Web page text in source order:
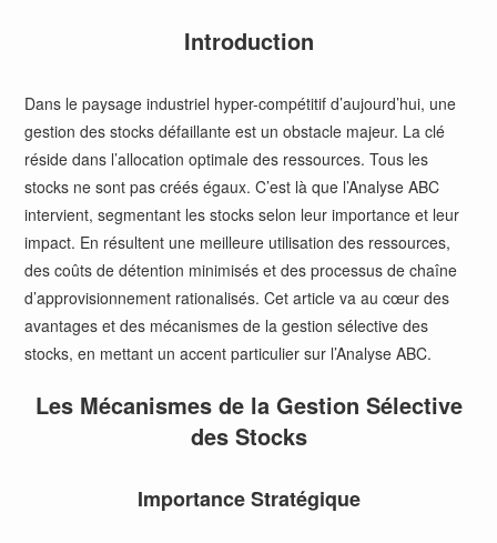
Introduction
Dans le paysage industriel hyper-compétitif d’aujourd’hui, une
gestion des stocks défaillante est un obstacle majeur. La clé
réside dans l’allocation optimale des ressources. Tous les
stocks ne sont pas créés égaux. C’est là que l’Analyse ABC
intervient, segmentant les stocks selon leur importance et leur
impact. En résultent une meilleure utilisation des ressources,
des coûts de détention minimisés et des processus de chaîne
d’approvisionnement rationalisés. Cet article va au cœur des
avantages et des mécanismes de la gestion sélective des
stocks, en mettant un accent particulier sur l’Analyse ABC.
Les Mécanismes de la Gestion Sélective
des Stocks
Importance Stratégique